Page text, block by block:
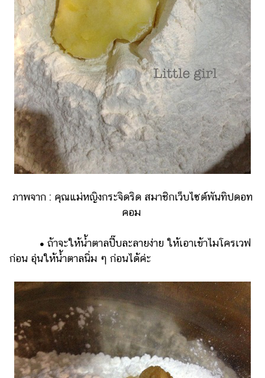
ภาพจาก : คุณแม่หญิงกระจิดริด สมาชิกเว็บไซต์พันทิปดอท
คอม
• ถ้าจะให้น้ำตาลปี๊บละลายง่าย ให้เอาเข้าไมโครเวฟ
ก่อน อุ่นให้น้ำตาลนิ่ม ๆ ก่อนได้ค่ะ